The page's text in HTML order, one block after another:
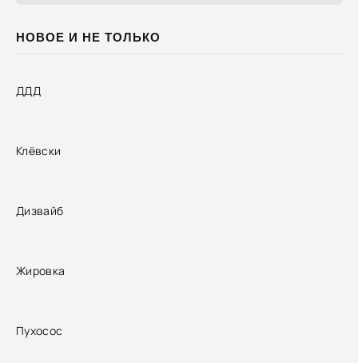
НОВОЕ И НЕ ТОЛЬКО
ДДД
Клёвски
Дизвайб
Жировка
Пухосос